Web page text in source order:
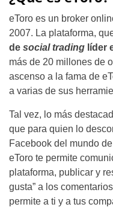
eToro es un broker
2007. La plataforma,
de social trading líder
más de 20 millones de
ascenso a la fama de
a varias de sus
Tal vez, lo más
que para quien lo
Facebook del mundo
eToro te permite
plataforma, publicar y
gusta” a los
permite a ti y a tus